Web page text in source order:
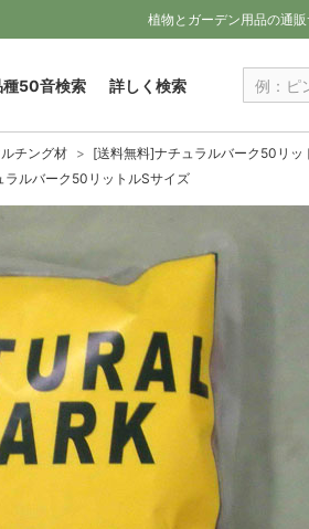
植物とガーデン用品の通
種50音検索 詳しく検索
チング材
[送料無料]ナチュラルバーク50リッ
ラルバーク50リットルSサイズ